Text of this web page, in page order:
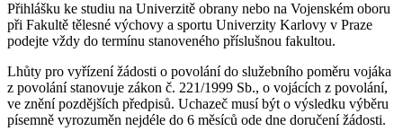
Přihlášku ke studiu na Univerzitě obrany nebo na Vojenském oboru
při Fakultě tělesné výchovy a sportu Univerzity Karlovy v Praze
podejte vždy do termínu stanoveného příslušnou fakultou.
Lhůty pro vyřízení žádosti o povolání do služebního poměru vojáka
z povolání stanovuje zákon č. 221/1999 Sb., o vojácích z povolání,
ve znění pozdějších předpisů. Uchazeč musí být o výsledku výběru
písemně vyrozuměn nejdéle do 6 měsíců ode dne doručení žádosti.